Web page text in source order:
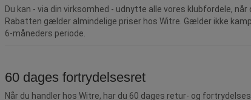
Du kan - via din virksomhed - udnytte alle vores klubfordele,
Rabatten gælder almindelige priser hos Witre. Gælder ikke
6-måneders periode.
60 dages fortrydelsesret
Når du handler hos Witre, har du 60 dages retur- og